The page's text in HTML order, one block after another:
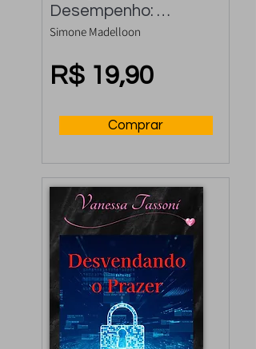
Desempenho:
Controle a
e Rápida
Simone Madelloon
R$ 19,90
Comprar